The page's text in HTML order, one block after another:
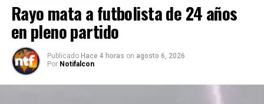
Rayo mata a futbolista de 24 años
en pleno partido
Publicado Hace 4 horas on agosto 6, 2026
Por Notifalcon